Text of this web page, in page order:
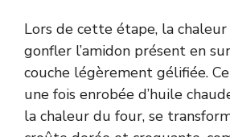
Lors de cette étape, la
gonfler l’amidon présent en
couche légèrement gélifiée.
une fois enrobée d’huile
la chaleur du four, se